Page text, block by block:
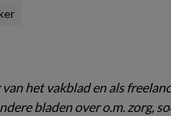
het vakblad en als
bladen over o.m. zorg,